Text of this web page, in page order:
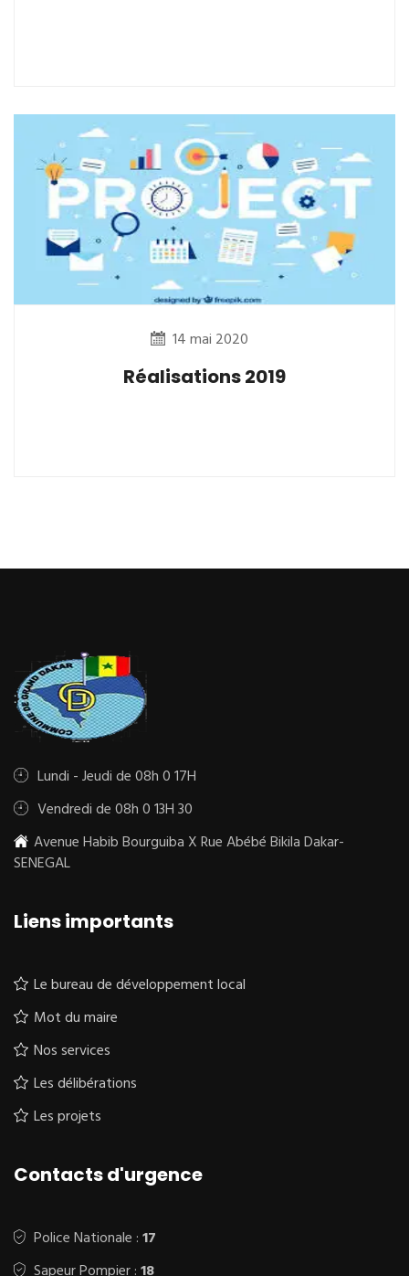
14 mai 2020
Réalisations 2019
Lundi - Jeudi de 08h 0 17H
Vendredi de 08h 0 13H 30
Avenue Habib Bourguiba X Rue Abébé Bikila Dakar-
SENEGAL
Liens importants
Le bureau de développement local
Mot du maire
Nos services
Les délibérations
Les projets
Contacts d'urgence
Police Nationale :17
Sapeur Pompier :18